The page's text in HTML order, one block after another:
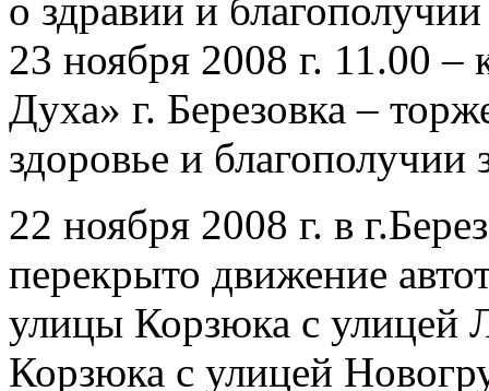
о здравии и
23 ноября 2008 г. 11.00 –
Духа» г. Березовка –
здоровье и благополучии
22 ноября 2008 г. в
перекрыто движение
улицы Корзюка с улицей
Корзюка с улицей